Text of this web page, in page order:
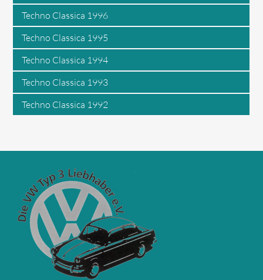
Techno Classica 1996
Techno Classica 1995
Techno Classica 1994
Techno Classica 1993
Techno Classica 1992